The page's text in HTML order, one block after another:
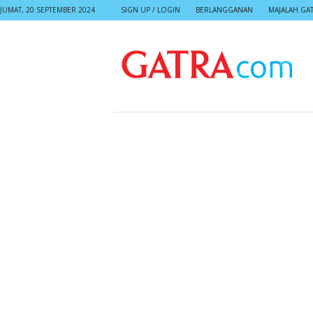
JUMAT, 20 SEPTEMBER 2024 SIGN UP / LOGIN BERLANGGANAN MAJALAH